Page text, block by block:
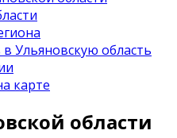
Ульяновскую область
карте
области